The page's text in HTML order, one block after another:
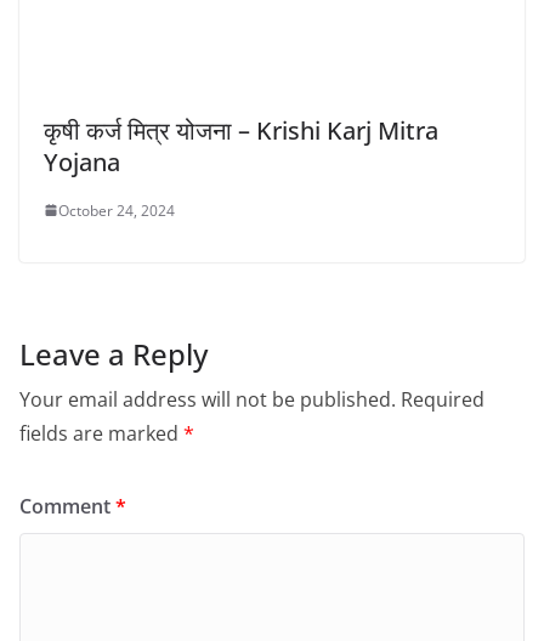
कृषी कर्ज मित्र योजना – Krishi Karj Mitra
Yojana
October 24, 2024
Leave a Reply
Your email address will not be published. Required
fields are marked *
Comment*